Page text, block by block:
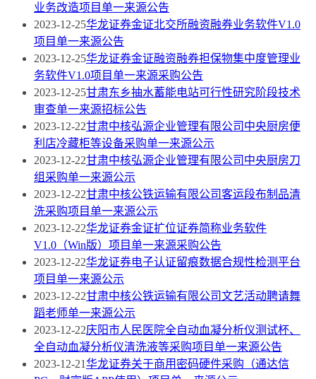
业务改造项目单一来源公告
2023-12-25华龙证券金证北交所融资融券业务软件V1.0
项目单一来源公告
2023-12-25华龙证券金证融资融券担保物集中度管理业
务软件V1.0项目单一来源采购公告
2023-12-25甘肃东乡抽水蓄能电站可行性研究阶段技术
审查单一来源招标公告
2023-12-22甘肃中核弘源企业管理有限公司中央厨房便
利店冷藏柜等设备采购单一来源公示
2023-12-22甘肃中核弘源企业管理有限公司中央厨房刀
组采购单一来源公示
2023-12-22甘肃中核公铁运输有限公司客运段布制品清
洗采购项目单一来源公示
2023-12-22华龙证券金证扩位证券简称业务软件
V1.0（Win版）项目单一来源采购公告
2023-12-22华龙证券电子认证留痕数据合规性检测平台
项目单一来源公示
2023-12-22甘肃中核公铁运输有限公司文艺活动聘请舞
蹈老师单一来源公示
2023-12-22庆阳市人民医院全自动血凝分析仪测试杯、
全自动血凝分析仪清洗液等采购项目单一来源公告
2023-12-21华龙证券关于商用密码硬件采购（通达信